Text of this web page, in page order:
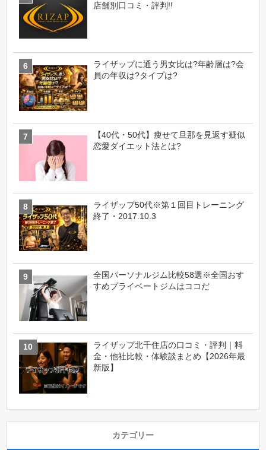
店舗別口コミ・評判!!
ライザップに通う男女比は?年齢層は?会
員の年収は?タイプは?
【40代・50代】痩せて旦那を見返す疑似
恋愛ダイエット法とは?
ライザップ50代※第１回目トレーニング
終了・2017.10.3
全国パーソナルジム比較58選※全国おす
すめプライベートジムはココだ
ライザップ北千住店の口コミ・評判｜料
金・他社比較・体験談まとめ【2026年最
新版】
カテゴリー